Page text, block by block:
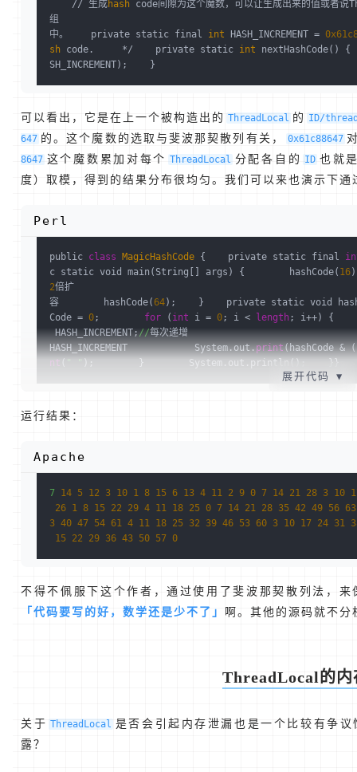
// 生成hash code间隙为这个魔数，可以让生成出来的值或者
组
中。    private static final int HASH_INCREMENT =
sh code.     */    private static int
SH_INCREMENT);    }
可以看出，它是在上一个被构造出的 ThreadLocal 的 ID/
647 的。这个魔数的选取与斐波那契散列有关， 0x61c88647
8647 这个魔数累加对每个 ThreadLocal 分配各自的 ID 也就
度）取模，得到的结果分布很均匀。我们可以来也演示下通
public class MagicHashCode {    private static final
c static void main(String[] args) {        hashCode( 16
2倍扩
容        hashCode( 64);    }    private static void
Code = 0; for ( int i = 0; i < length ; i++) {
HASH_INCREMENT;//每次递增
HASH_INCREMENT            System.out.print(hashCode & (
nt
);        }        System.out.println();    }}
Perl
展开代码 ▼
运行结果：
7 14 5 12 3 10 1 8 15 6 13 4 11 2 9 0 7 14 21 28 3 10
26 1 8 15 22 29 4 11 18 25 0 7 14 21 28 35 42 49 56 63
3 40 47 54 61 4 11 18 25 32 39 46 53 60 3 10 17 24 31
15
22 29 36 43 50 57 0
Apache
不得不佩服下这个作者，通过使用了斐波那契散列法，
「代码要写的好，数学还是少不了」 啊。其他的源码就不
ThreadLocal的内
关于 ThreadLocal 是否会引起内存泄漏也是一个比较有争
露？